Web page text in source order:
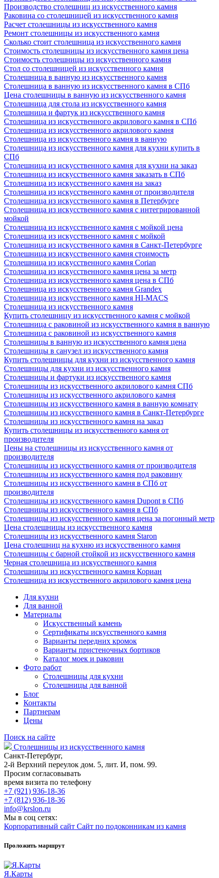
Производство столешниц из искусственного камня
Раковина со столешницей из искусственного камня
Расчет столешницы из искусственного камня
Ремонт столешницы из искусственного камня
Сколько стоит столешница из искусственного камня
Стоимость столешницы из искусственного камня цена
Стоимость столешницы из искусственного камня
Стол со столешницей из искусственного камня
Столешница в ванную из искусственного камня
Столешница в ванную из искусственного камня в СПб
Цена столешницы в ванную из искусственного камня
Столешница для стола из искусственного камня
Столешница и фартук из искусственного камня
Столешница из искусственного акрилового камня в СПб
Столешница из искусственного акрилового камня
Столешница из искусственного камня в ванную
Столешница из искусственного камня для кухни купить в
СПб
Столешница из искусственного камня для кухни на заказ
Столешница из искусственного камня заказать в СПб
Столешница из искусственного камня на заказ
Столешница из искусственного камня от производителя
Столешница из искусственного камня в Петербурге
Столешница из искусственного камня с интегрированной
мойкой
Столешница из искусственного камня с мойкой цена
Столешница из искусственного камня с мойкой
Столешница из искусственного камня в Санкт-Петербурге
Столешница из искусственного камня стоимость
Столешница из искусственного камня Сorian
Столешница из искусственного камня цена за метр
Столешница из искусственного камня цена в СПб
Столешница из искусственного камня Grandex
Столешница из искусственного камня HI-MACS
Столешница из искусственного камня
Купить столешницу из искусственного камня с мойкой
Столешница с раковиной из искусственного камня в ванную
Столешница с раковиной из искусственного камня
Столешницы в ванную из искусственного камня цена
Столешницы в санузел из искусственного камня
Купить столешницы для кухни из искусственного камня
Столешницы для кухни из искусственного камня
Столешницы и фартуки из искусственного камня
Столешницы из искусственного акрилового камня СПб
Столешницы из искусственного акрилового камня
Столешницы из искусственного камня в ванную комнату
Столешницы из искусственного камня в Санкт-Петербурге
Столешницы из искусственного камня на заказ
Купить столешницы из искусственного камня от
производителя
Цены на столешницы из искусственного камня от
производителя
Столешницы из искусственного камня от производителя
Столешницы из искусственного камня под раковину
Столешницы из искусственного камня в СПб от
производителя
Столешницы из искусственного камня Dupont в СПб
Столешницы из искусственного камня в СПб
Столешницы из искусственного камня цена за погонный метр
Цена столешницы из искусственного камня
Столешницы из искусственного камня Staron
Цена столешниц на кухню из искусственного камня
Столешницы с барной стойкой из искусственного камня
Черная столешница из искусственного камня
Столешницы из искусственного камня Кориан
Столешница из искусственного акрилового камня цена
Для кухни
Для ванной
Материалы
Искусственный камень
Сертификаты искусственного камня
Варианты передних кромок
Варианты пристеночных бортиков
Каталог моек и раковин
Фото работ
Столешницы для кухни
Столешницы для ванной
Блог
Контакты
Партнерам
Цены
Поиск на сайте
Столешницы из искусственного камня
Санкт-Петербург,
2-й Верхний переулок дом. 5, лит. И, пом. 99.
Просим согласовывать
время визита по телефону
+7 (921) 936-18-36
+7 (812) 936-18-36
info@krslon.ru
Мы в соц сетях:
Корпоративный сайт Сайт по подоконникам из камня
Проложить маршрут
Я.Карты